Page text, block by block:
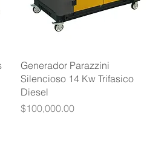
Vista rápida
Generador Parazzini
Silencioso 14 Kw Trifasico
Diesel
Precio
$100,000.00